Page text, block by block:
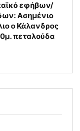
εφήβων/
Ασημένιο
ο Κάλανδρος
πεταλούδα